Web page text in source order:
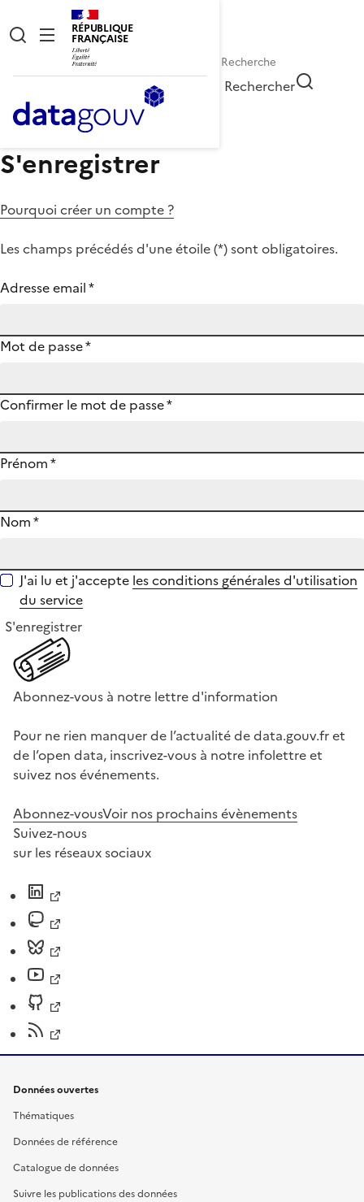
RÉPUBLIQUE
FRANÇAISE
Rechercher
S'enregistrer
Pourquoi créer un compte ?
Les champs précédés d'une étoile (*) sont obligatoires.
Adresse email*
Mot de passe*
Confirmer le mot de passe*
Prénom*
Nom*
J'ai lu et j'accepte les conditions générales d'utilisation
du service
S'enregistrer
Abonnez-vous à notre lettre d'information
Pour ne rien manquer de l’actualité de data.gouv.fr et
de l’open data, inscrivez-vous à notre infolettre et
suivez nos événements.
Abonnez-vousVoir nos prochains évènements
Suivez-nous
sur les réseaux sociaux
Données ouvertes
Thématiques
Données de référence
Catalogue de données
Suivre les publications des données